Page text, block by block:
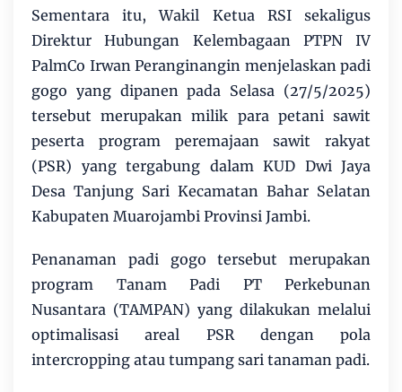
Sementara itu, Wakil Ketua RSI sekaligus
Direktur Hubungan Kelembagaan PTPN IV
PalmCo Irwan Peranginangin menjelaskan padi
gogo yang dipanen pada Selasa (27/5/2025)
tersebut merupakan milik para petani sawit
peserta program peremajaan sawit rakyat
(PSR) yang tergabung dalam KUD Dwi Jaya
Desa Tanjung Sari Kecamatan Bahar Selatan
Kabupaten Muarojambi Provinsi Jambi.
Penanaman padi gogo tersebut merupakan
program Tanam Padi PT Perkebunan
Nusantara (TAMPAN) yang dilakukan melalui
optimalisasi areal PSR dengan pola
intercropping atau tumpang sari tanaman padi.